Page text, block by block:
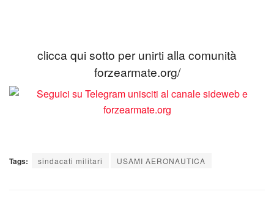
clicca qui sotto per unirti alla comunità
forzearmate.org/
Tags: sindacati militari USAMI AERONAUTICA